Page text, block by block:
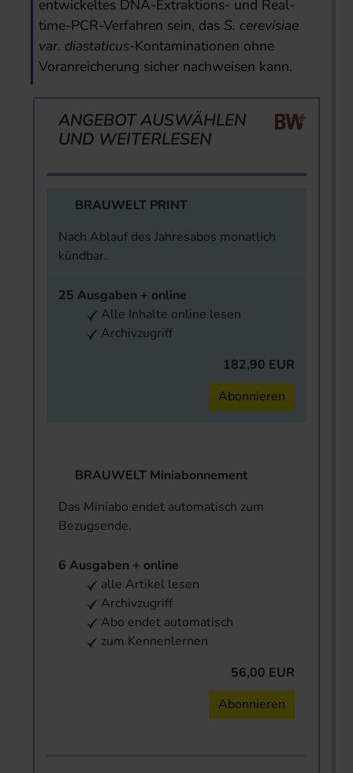
entwickeltes DNA-Extraktions- und Real-
time-PCR-Verfahren sein, das S. cerevisiae
var. diastaticus-Kontaminationen ohne
Voranreicherung sicher nachweisen kann.
ANGEBOT AUSWÄHLEN
UND WEITERLESEN
BRAUWELT PRINT
Nach Ablauf des Jahresabos monatlich
kündbar.
25 Ausgaben + online
Alle Inhalte online lesen
Archivzugriff
182,90 EUR
Abonnieren
BRAUWELT Miniabonnement
Das Miniabo endet automatisch zum
Bezugsende.
6 Ausgaben + online
alle Artikel lesen
Archivzugriff
Abo endet automatisch
zum Kennenlernen
56,00 EUR
Abonnieren